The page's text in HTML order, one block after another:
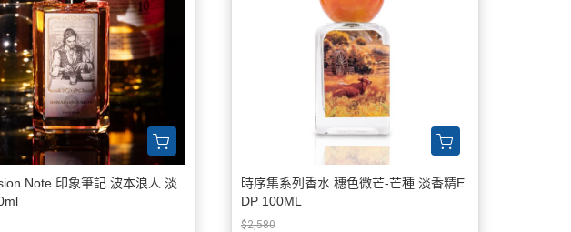
Note 印象筆記 波本浪人 淡
時序集系列香水 穗色微芒-芒種 淡香精E
DP 100ML
$2,580